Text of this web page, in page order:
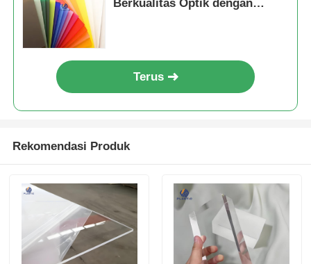
Berkualitas Optik dengan
Terus
Rekomendasi Produk